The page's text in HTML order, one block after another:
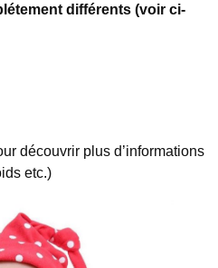
différents (voir ci-
découvrir plus d’informations
etc.)